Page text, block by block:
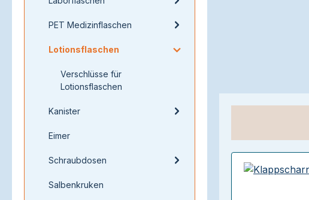
PET Medizinflaschen
Lotionsflaschen
Verschlüsse für
Lotionsflaschen
Kanister
Eimer
Schraubdosen
Salbenkruken